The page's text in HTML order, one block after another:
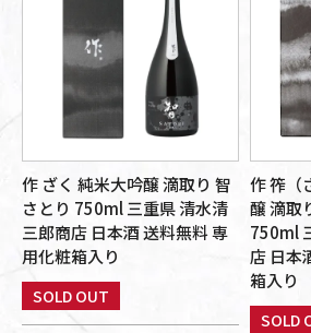
作 ざく 純米大吟醸 滴取り 智
さとり 750ml 三重県 清水清
三郎商店 日本酒 送料無料 専
用化粧箱入り
SOLD OUT
作 筰（
醸 滴取
750ml
店 日本
箱入り
SOLD